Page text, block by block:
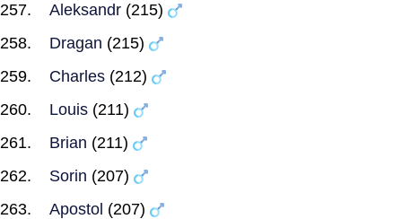
Aleksandr (215)
Dragan (215)
Charles (212)
Louis (211)
Brian (211)
Sorin (207)
Apostol (207)